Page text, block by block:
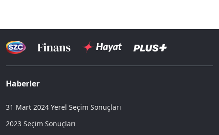
Haberler
31 Mart 2024 Yerel Seçim Sonuçları
2023 Seçim Sonuçları